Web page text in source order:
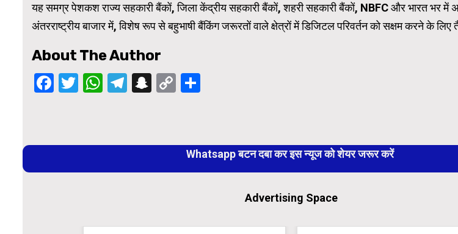
यह समग्र पेशकश राज्य सहकारी बैंकों, जिला केंद्रीय सहकारी बैंकों, शहरी सहकारी बैंकों, NBFC और भारत भर में
अंतरराष्ट्रीय बाजार में, विशेष रूप से बहुभाषी बैंकिंग जरूरतों वाले क्षेत्रों में डिजिटल परिवर्तन को सक्षम करने के लिए
About The Author
Facebook
Twitter
WhatsApp
Telegram
Snapchat
Copy
Reading
Whatsapp बटन दबा कर इस न्यूज को शेयर जरूर करें
Advertising Space